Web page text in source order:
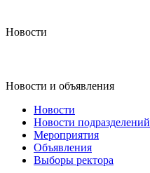
Новости
Новости и объявления
Новости
Новости подразделений
Мероприятия
Объявления
Выборы ректора